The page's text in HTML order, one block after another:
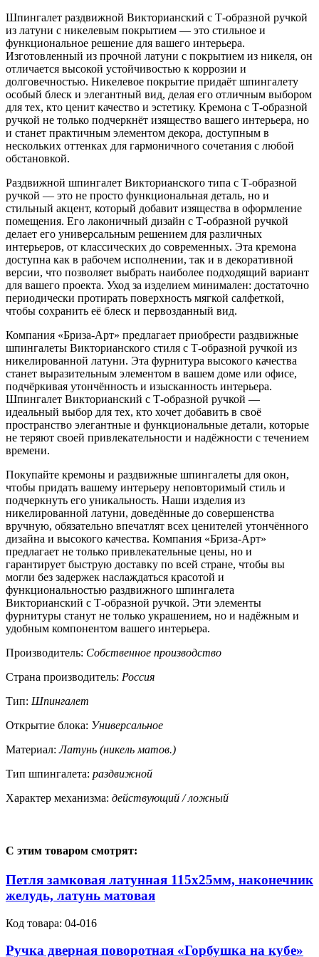
Шпингалет раздвижной Викторианский с Т-образной ручкой
из латуни с никелевым покрытием — это стильное и
функциональное решение для вашего интерьера.
Изготовленный из прочной латуни с покрытием из никеля, он
отличается высокой устойчивостью к коррозии и
долговечностью. Никелевое покрытие придаёт шпингалету
особый блеск и элегантный вид, делая его отличным выбором
для тех, кто ценит качество и эстетику. Кремона с Т-образной
ручкой не только подчеркнёт изящество вашего интерьера, но
и станет практичным элементом декора, доступным в
нескольких оттенках для гармоничного сочетания с любой
обстановкой.
Раздвижной шпингалет Викторианского типа с Т-образной
ручкой — это не просто функциональная деталь, но и
стильный акцент, который добавит изящества в оформление
помещения. Его лаконичный дизайн с Т-образной ручкой
делает его универсальным решением для различных
интерьеров, от классических до современных. Эта кремона
доступна как в рабочем исполнении, так и в декоративной
версии, что позволяет выбрать наиболее подходящий вариант
для вашего проекта. Уход за изделием минимален: достаточно
периодически протирать поверхность мягкой салфеткой,
чтобы сохранить её блеск и первозданный вид.
Компания «Бриза-Арт» предлагает приобрести раздвижные
шпингалеты Викторианского стиля с Т-образной ручкой из
никелированной латуни. Эта фурнитура высокого качества
станет выразительным элементом в вашем доме или офисе,
подчёркивая утончённость и изысканность интерьера.
Шпингалет Викторианский с Т-образной ручкой —
идеальный выбор для тех, кто хочет добавить в своё
пространство элегантные и функциональные детали, которые
не теряют своей привлекательности и надёжности с течением
времени.
Покупайте кремоны и раздвижные шпингалеты для окон,
чтобы придать вашему интерьеру неповторимый стиль и
подчеркнуть его уникальность. Наши изделия из
никелированной латуни, доведённые до совершенства
вручную, обязательно впечатлят всех ценителей утончённого
дизайна и высокого качества. Компания «Бриза-Арт»
предлагает не только привлекательные цены, но и
гарантирует быструю доставку по всей стране, чтобы вы
могли без задержек наслаждаться красотой и
функциональностью раздвижного шпингалета
Викторианский с Т-образной ручкой. Эти элементы
фурнитуры станут не только украшением, но и надёжным и
удобным компонентом вашего интерьера.
Производитель: Собственное производство
Страна производитель: Россия
Тип: Шпингалет
Открытие блока: Универсальное
Материал:Латунь (никель матов.)
Тип шпингалета: раздвижной
Характер механизма: действующий / ложный
С этим товаром смотрят:
Петля замковая латунная 115х25мм, наконечник
желудь, латунь матовая
Код товара: 04-016
Ручка дверная поворотная «Горбушка на кубе»